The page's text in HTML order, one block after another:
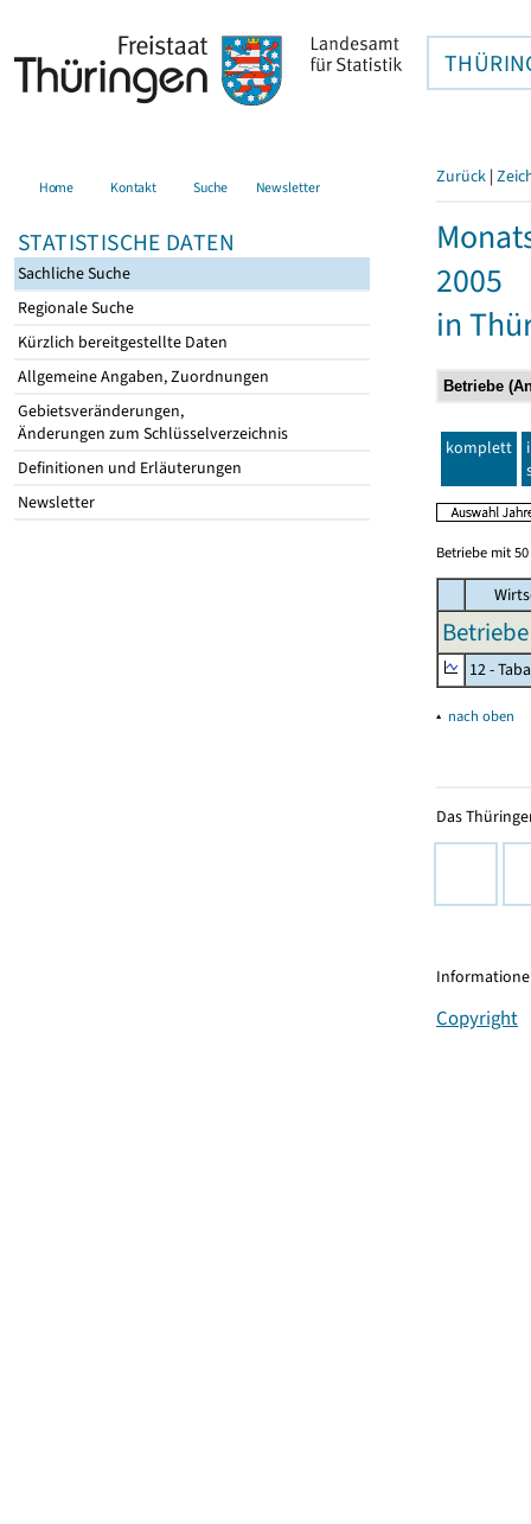
Home Kontakt Suche Newsletter
STATISTISCHE DATEN
Sachliche Suche
Regionale Suche
Kürzlich bereitgestellte Daten
Allgemeine Angaben, Zuordnungen
Gebietsveränderungen,
Änderungen zum Schlüsselverzeichnis
Definitionen und Erläuterungen
Newsletter
Zurück |
2005
in
komplett
Betriebe mit
12 -
▴ nach oben
Das
Copyright